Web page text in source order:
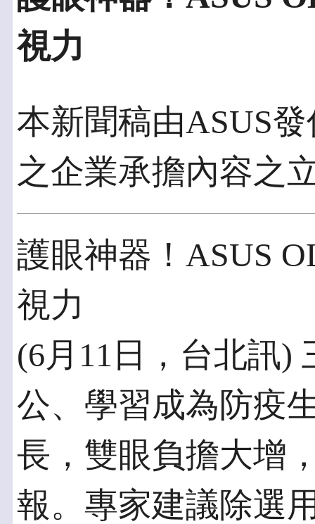
視力
本新聞稿由ASUS
之企業承擔內容之
護眼神器！ASUS
視力
(6月11日，台北訊)
公、學習成為防疫
長，雙眼負擔大增
報。專家建議除選